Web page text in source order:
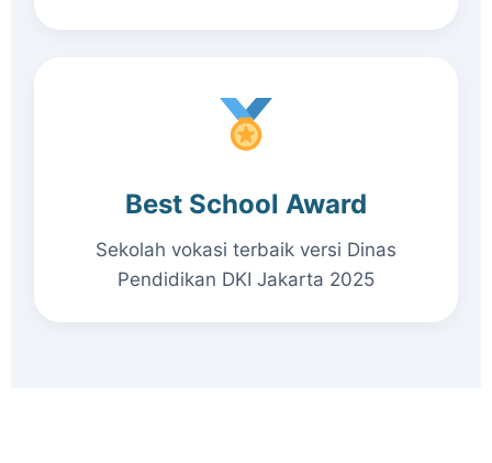
Best School Award
Sekolah vokasi terbaik versi Dinas
Pendidikan DKI Jakarta 2025